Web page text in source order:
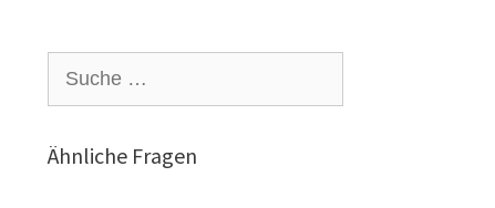
nach:
Ähnliche Fragen